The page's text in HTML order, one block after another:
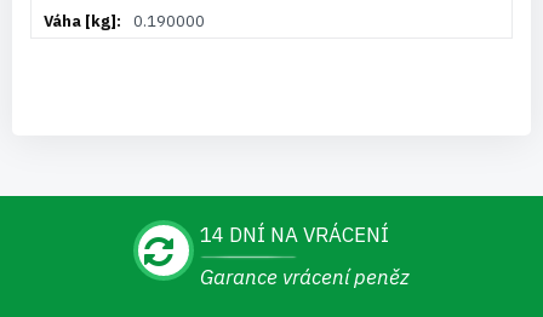
0.190000
14 DNÍ NA VRÁCENÍ
Garance vrácení peněz